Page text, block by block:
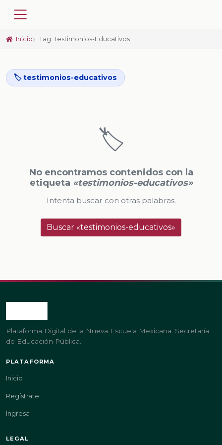
Inicio Tag: Testimonios-Educativos
🏷️ testimonios-educativos
🏷️
No encontramos contenidos con la
etiqueta «testimonios-educativos»
Intenta buscar con otras palabras.
Buscar «testimonios-educativos»
Plataforma Digital de la Nueva Escuela Mexicana. Secretaría
de Educación Pública.
PLATAFORMA
Inicio
Regístrate
Ingresa
LEGAL